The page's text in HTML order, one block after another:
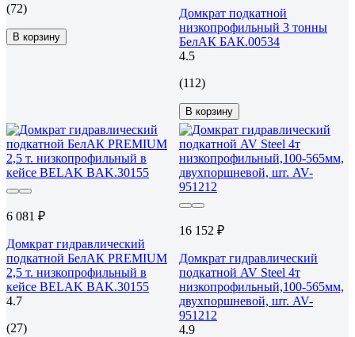
(72)
В корзину
Домкрат подкатной
низкопрофильный 3 тонны
БелАК БАК.00534
4.5
(112)
В корзину
6 081 ₽
Домкрат гидравлический
подкатной БелАК PREMIUM
2,5 т. низкопрофильный в
кейсе BELAK BAK.30155
4.7
(27)
16 152 ₽
Домкрат гидравлический
подкатной AV Steel 4т
низкопрофильный,100-565мм,
двухпоршневой, шт. AV-
951212
4.9